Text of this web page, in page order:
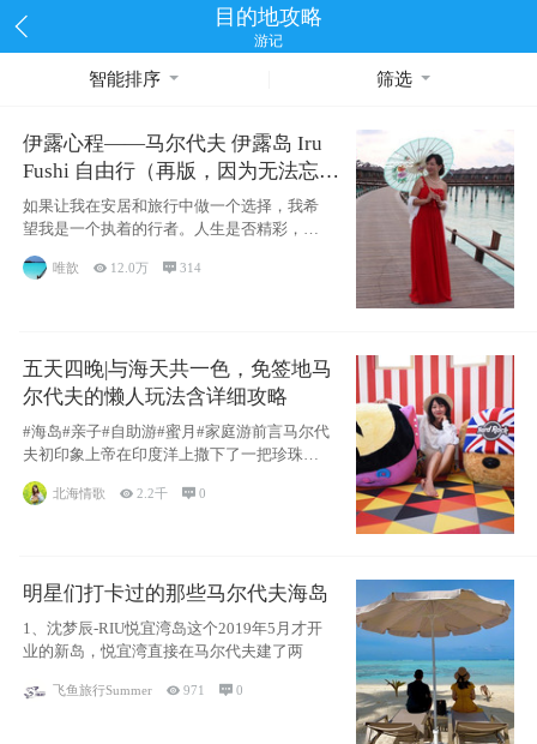
目的地攻略
游记
智能排序 筛选
伊露心程——马尔代夫 伊露岛 Iru
Fushi 自由行（再版，因为无法忘却
的留恋）
如果让我在安居和旅行中做一个选择，我希
望我是一个执着的行者。人生是否精彩，都
源于自己
唯歆  12.0万  314
五天四晚|与海天共一色，免签地马
尔代夫的懒人玩法含详细攻略
#海岛#亲子#自助游#蜜月#家庭游前言马尔代
夫初印象上帝在印度洋上撒下了一把珍珠，
北海情歌 2.2千 0
明星们打卡过的那些马尔代夫海岛
1、沈梦辰-RIU悦宜湾岛这个2019年5月才开
业的新岛，悦宜湾直接在马尔代夫建了两
飞鱼旅行Summer 971 0